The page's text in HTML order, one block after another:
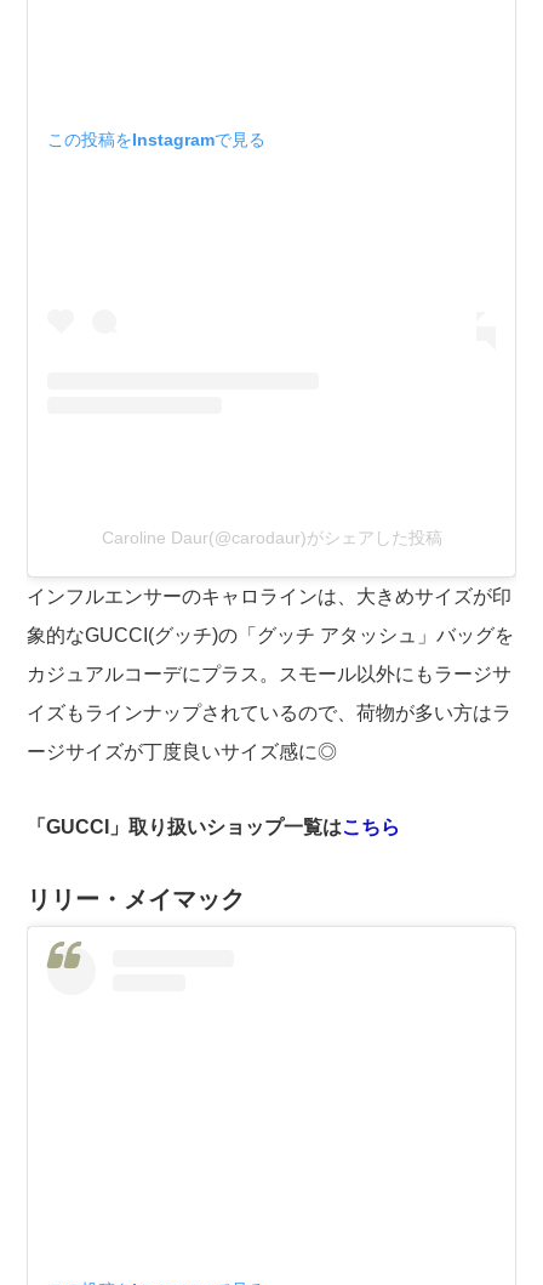
この投稿をInstagramで見る
Caroline Daur(@carodaur)がシェアした投稿
インフルエンサーのキャロラインは、大きめサイズが印
象的なGUCCI(グッチ)の「グッチ アタッシュ」バッグを
カジュアルコーデにプラス。スモール以外にもラージサ
イズもラインナップされているので、荷物が多い方はラ
ージサイズが丁度良いサイズ感に◎
「GUCCI」取り扱いショップ一覧はこちら
リリー・メイマック